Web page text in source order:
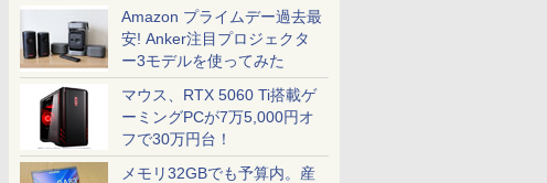
Amazon プライムデー過去最
安! Anker注目プロジェクタ
ー3モデルを使ってみた
マウス、RTX 5060 Ti搭載ゲ
ーミングPCが7万5,000円オ
フで30万円台！
メモリ32GBでも予算内。産